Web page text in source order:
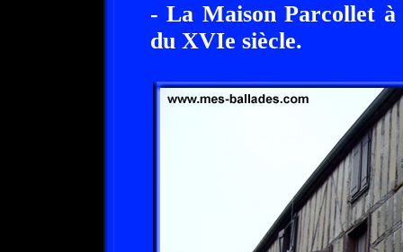
- La Maison Parcollet à
du XVIe siècle.